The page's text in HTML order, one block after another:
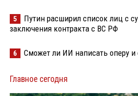
5
Путин расширил список лиц с
заключения контракта с ВС РФ
6 Сможет ли ИИ написать оперу и
Главное сегодня